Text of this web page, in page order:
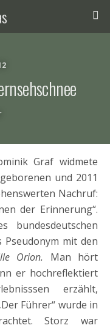
Graf widmete
und 2011
Nachruf:
der Erinnerung“.
bundesdeutschen
mit den
Orion. Man hört
er hochreflektiert
erzählt,
Führer“ wurde in
Storz war